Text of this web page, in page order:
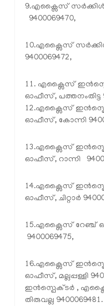
9.എക്സൈസ് സര്‍ക്കിള്‍
9400069470,
10.എക്സൈസ്
9400069472,
11. എക്സൈസ്
ഓഫീസ്, പത്തനംതിട്ട
12.എക്സൈസ്
ഓഫീസ്, കോന്നി
13.എക്സൈസ്
ഓഫീസ്, റാന്നി
14.എക്സൈസ്
ഓഫീസ്, ചിറ്റാര്‍
15.എക്സൈസ് റേഞ്ച്
9400069475,
16.എക്സൈസ്
ഓഫീസ്, മല്ലപ്പള്ളി
ഇന്‍സ്പെക്ടര്‍ ,
തിരുവല്ല 9400069481.